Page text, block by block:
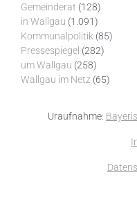
Gemeinderat (128)
in Wallgau (1.091)
Kommunalpolitik (85)
Pressespiegel (282)
um Wallgau (258)
Wallgau im Netz (65)
Uraufnahme: